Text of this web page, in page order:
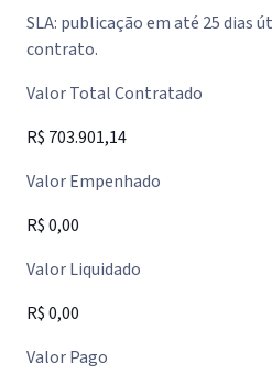
SLA: publicação em até 25 dias
contrato.
Valor Total Contratado
R$ 703.901,14
Valor Empenhado
R$ 0,00
Valor Liquidado
R$ 0,00
Valor Pago